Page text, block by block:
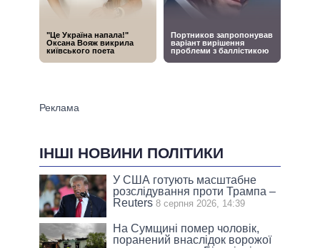
ІНШІ НОВИНИ ПОЛІТИКИ
У США готують масштабне
розслідування проти Трампа –
Reuters 8 серпня 2026, 14:39
На Сумщині помер чоловік,
поранений внаслідок ворожої